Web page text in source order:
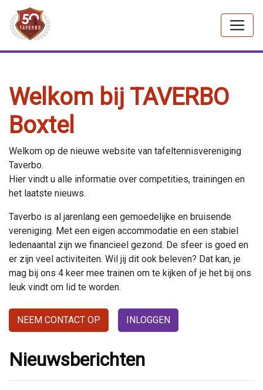
Welkom bij TAVERBO
Boxtel
Welkom op de nieuwe website van tafeltennisvereniging
Taverbo.
Hier vindt u alle informatie over competities, trainingen en
het laatste nieuws.
Taverbo is al jarenlang een gemoedelijke en bruisende
vereniging. Met een eigen accommodatie en een stabiel
ledenaantal zijn we financieel gezond. De sfeer is goed en
er zijn veel activiteiten. Wil jij dit ook beleven? Dat kan, je
mag bij ons 4 keer mee trainen om te kijken of je het bij ons
leuk vindt om lid te worden.
NEEM CONTACT OP INLOGGEN
Nieuwsberichten